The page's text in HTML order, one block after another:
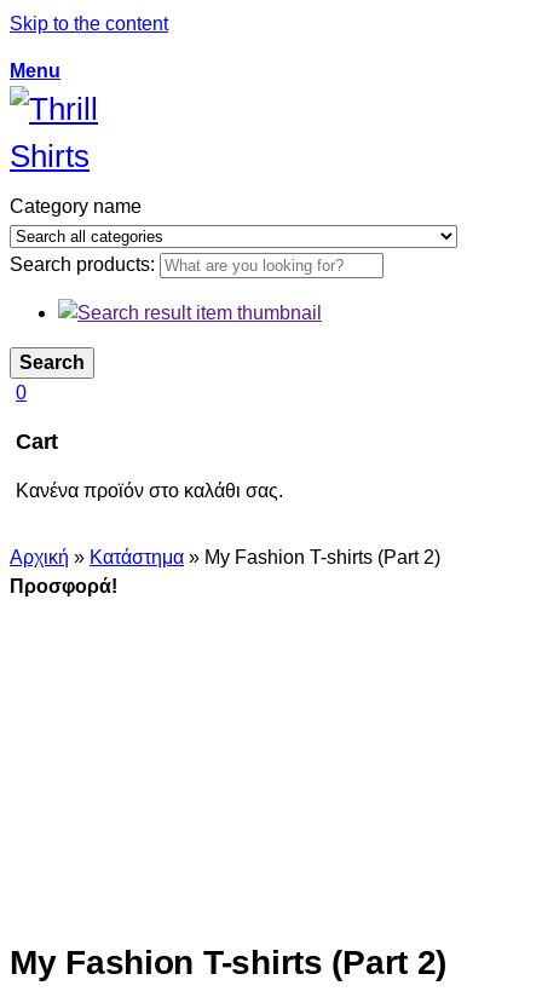
Skip to the content
Menu
Category name
Search products:
Search
0
Cart
Κανένα προϊόν στο καλάθι σας.
Αρχική » Κατάστημα » My Fashion T-shirts (Part 2)
Προσφορά!
My Fashion T-shirts (Part 2)